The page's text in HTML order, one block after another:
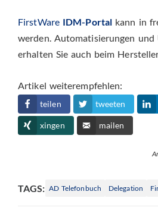
FirstWareIDM-Portal kann in
werden. Automatisierungen
erhalten Sie auch beim
Artikel weiterempfehlen:
teilen tweeten
xingen mailen
TAGS: AD Telefonbuch Delegation